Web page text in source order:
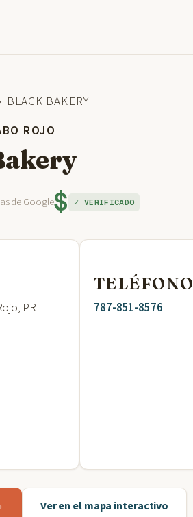
BLACK BAKERY
ROJO
de Google$ ✓ VERIFICADO
PR
TELÉFONO
787-851-8576
Ver en el mapa interactivo